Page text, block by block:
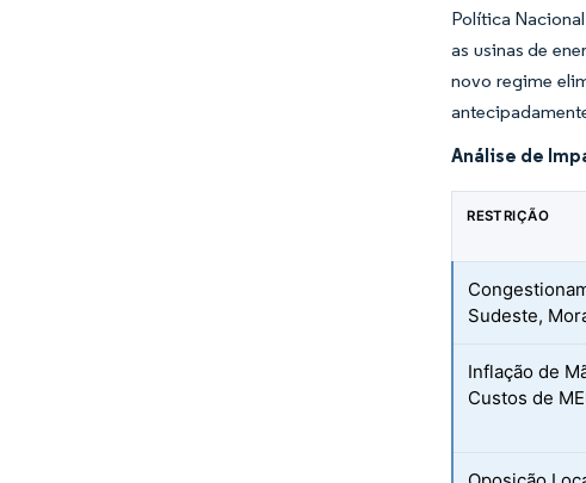
Política
as usinas de
novo regime
Análise de
RESTRIÇÃO
Sudeste,
Inflação de
Custos de